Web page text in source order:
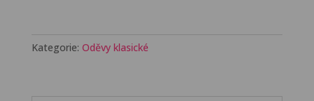
Kategorie: Oděvy klasické